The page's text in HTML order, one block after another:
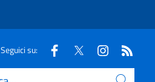
Seguici su: